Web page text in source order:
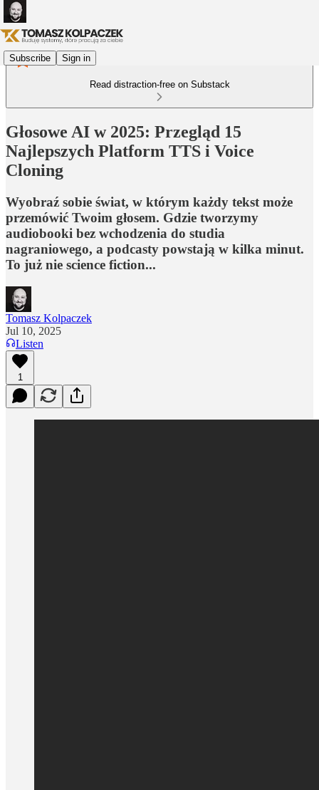
Subscribe Sign in
Read distraction-free on Substack
Głosowe AI w 2025: Przegląd 15
Najlepszych Platform TTS i Voice
Cloning
Wyobraź sobie świat, w którym każdy tekst może
przemówić Twoim głosem. Gdzie tworzymy
audiobooki bez wchodzenia do studia
nagraniowego, a podcasty powstają w kilka minut.
To już nie science fiction...
Tomasz Kolpaczek
Jul 10, 2025
Listen
1